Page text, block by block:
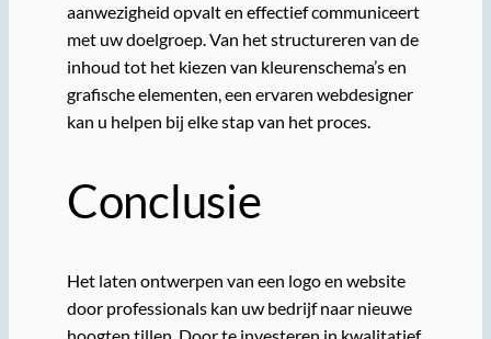
aanwezigheid opvalt en effectief communiceert
met uw doelgroep. Van het structureren van de
inhoud tot het kiezen van kleurenschema’s en
grafische elementen, een ervaren webdesigner
kan u helpen bij elke stap van het proces.
Conclusie
Het laten ontwerpen van een logo en website
door professionals kan uw bedrijf naar nieuwe